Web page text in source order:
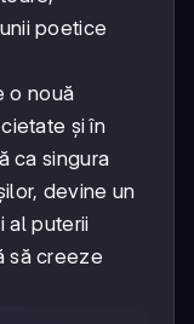
poetice
o nouă
și în
ca singura
devine un
al puterii
să creeze